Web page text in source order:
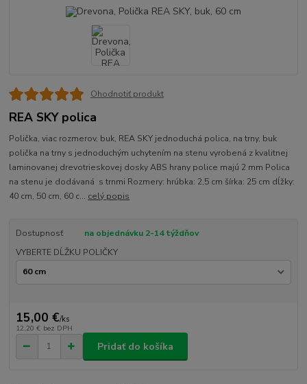
Ohodnotiť produkt
REA SKY polica
Polička, viac rozmerov, buk, REA SKY jednoduchá polica, na trny, buk
polička na trny s jednoduchým uchytením na stenu vyrobená z kvalitnej
laminovanej drevotrieskovej dosky ABS hrany police majú 2 mm Polica
na stenu je dodávaná s trnmi Rozmery: hrúbka: 2,5 cm šírka: 25 cm dĺžky:
40 cm, 50 cm, 60 c... celý popis
Dostupnosť
na objednávku 2-14 týždňov
VYBERTE DĹŽKU POLIČKY
15,00 €/ks
12,20 € bez DPH
Pridať do košíka